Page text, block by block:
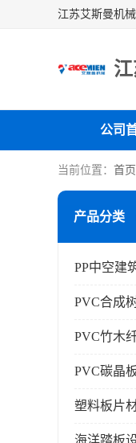
公司
当前位置： 首页
产品分类
PP中空建
PVC合成
PVC碳晶
塑料板片
海洋踏板